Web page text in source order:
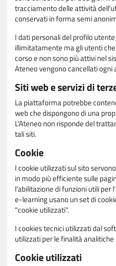
tracciamento delle attività
conservati in forma semi
I dati personali del profilo
illimitatamente ma gli utenti
corso e non sono più attivi nel
Ateneo vengono cancellati ogni
Siti web e servizi di
La piattaforma potrebbe
web che dispongono di una
L'Ateneo non risponde del
tali siti.
Cookie
I cookie utilizzati sul sito
in modo più efficiente sulle
l'abilitazione di funzioni utili per
e-learning usano un set di
"cookie utilizzati".
I cookies tecnici utilizzati dal
utilizzati per le finalità
Cookie utilizzati